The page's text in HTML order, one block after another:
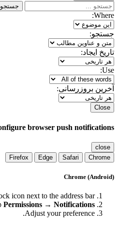
جستجو
Where:
جستجو:
تاریخ ایجاد:
Use:
آخرین بروزرسانی:
Close
browser push notifications
close
Chrome
Safari
Edge
Firefox
Chrome (Android)
icon next to the address bar.
Permissions → Notifications
Adjust your preference.